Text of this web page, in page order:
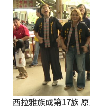
西拉雅族成第17族